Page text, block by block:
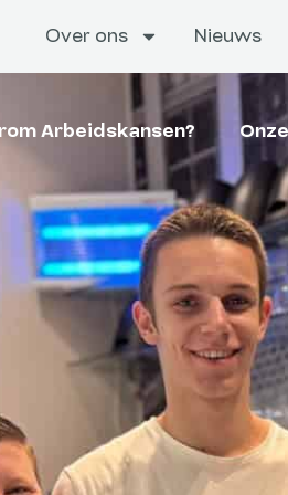
Over ons Nieuws
Arbeidskansen?